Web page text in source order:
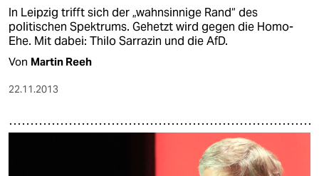
In Leipzig trifft sich der „wahnsinnige Rand“ des
politischen Spektrums. Gehetzt wird gegen die Homo-
Ehe. Mit dabei: Thilo Sarrazin und die AfD.
Von Martin Reeh
22.11.2013